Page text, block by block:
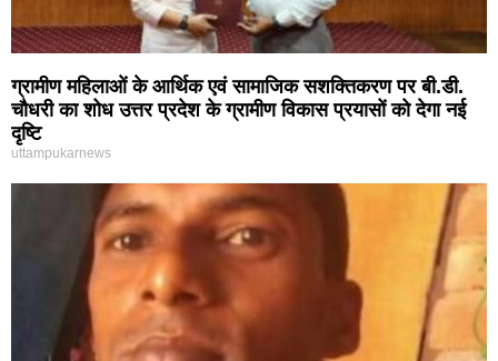
ग्रामीण महिलाओं के आर्थिक एवं सामाजिक सशक्तिकरण पर बी.डी.
चौधरी का शोध उत्तर प्रदेश के ग्रामीण विकास प्रयासों को देगा नई
दृष्टि
uttampukarnews